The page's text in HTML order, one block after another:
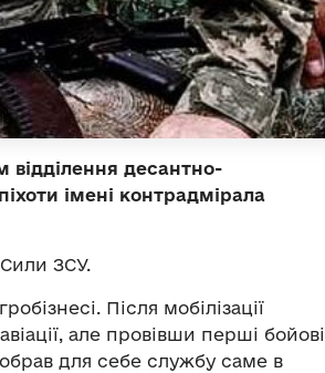
десантно-
імені контрадмірала
ЗСУ.
Після мобілізації
але провівши перші бойові
для себе службу саме в